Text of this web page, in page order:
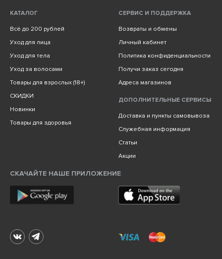
КАТАЛОГ
Всё до 200 рублей
Уход для лица
Уход для тела
Уход за волосами
Товары для взрослых (18+)
СКИДКИ
Новинки
Товары для здоровья
СЕРВИС И ПОДДЕРЖКА
Возвраты и обмены
Личный кабинет
Политика конфиденциальности
Получи заказ сегодня
Адреса магазинов
ДОПОЛНИТЕЛЬНЫЕ СЕРВИСЫ
Доставка и пункты самовывоза
Служебная информация
Статьи
Акции
СКАЧАЙТЕ НАШЕ ПРИЛОЖЕНИЕ